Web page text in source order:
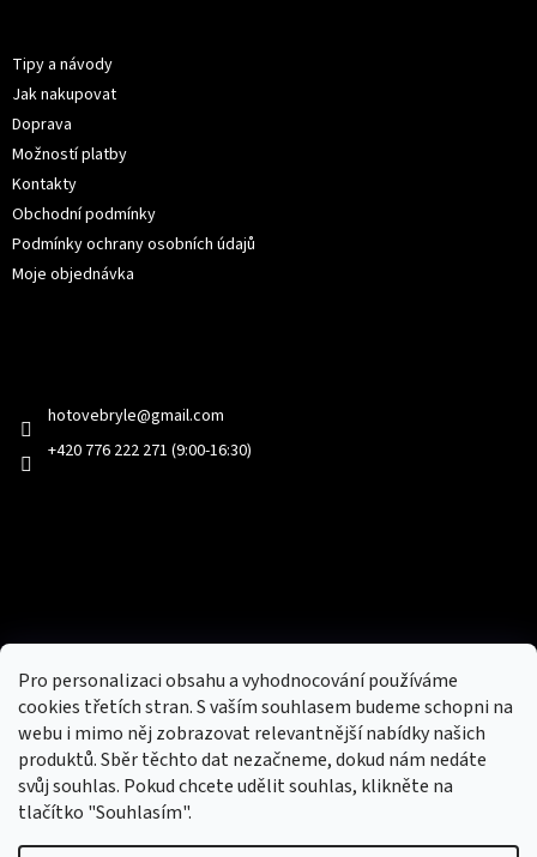
Pro personalizaci obsahu a vyhodnocování používáme
cookies třetích stran. S vaším souhlasem budeme schopni na
webu i mimo něj zobrazovat relevantnější nabídky našich
produktů. Sběr těchto dat nezačneme, dokud nám nedáte
svůj souhlas. Pokud chcete udělit souhlas, klikněte na
tlačítko "Souhlasím".
Tipy a návody
Jak nakupovat
Doprava
Možností platby
Kontakty
Obchodní podmínky
Podmínky ochrany osobních údajů
Moje objednávka
hotovebryle@gmail.com
+420 776 222 271 (9:00-16:30)
Nový obchod s batohy, cestovními zavazadly, tašky a peněženky